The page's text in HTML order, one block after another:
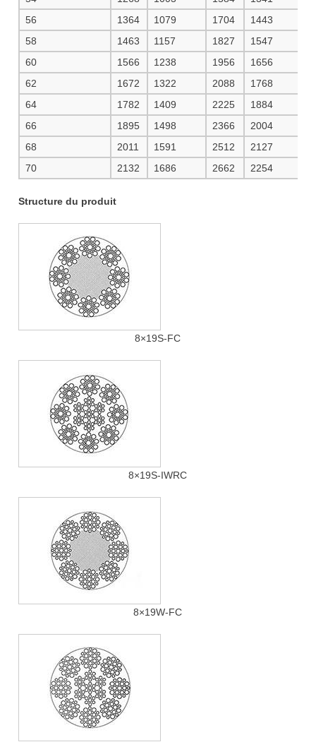
56
1364 1079 1704 1443
58
1463 1157 1827 1547
60
1566 1238 1956 1656
62
1672 1322 2088 1768
64
1782 1409 2225 1884
66
1895 1498 2366 2004
68
2011 1591 2512 2127
70
2132 1686 2662 2254
Structure du produit
8×19S-FC
8×19S-IWRC
8×19W-FC